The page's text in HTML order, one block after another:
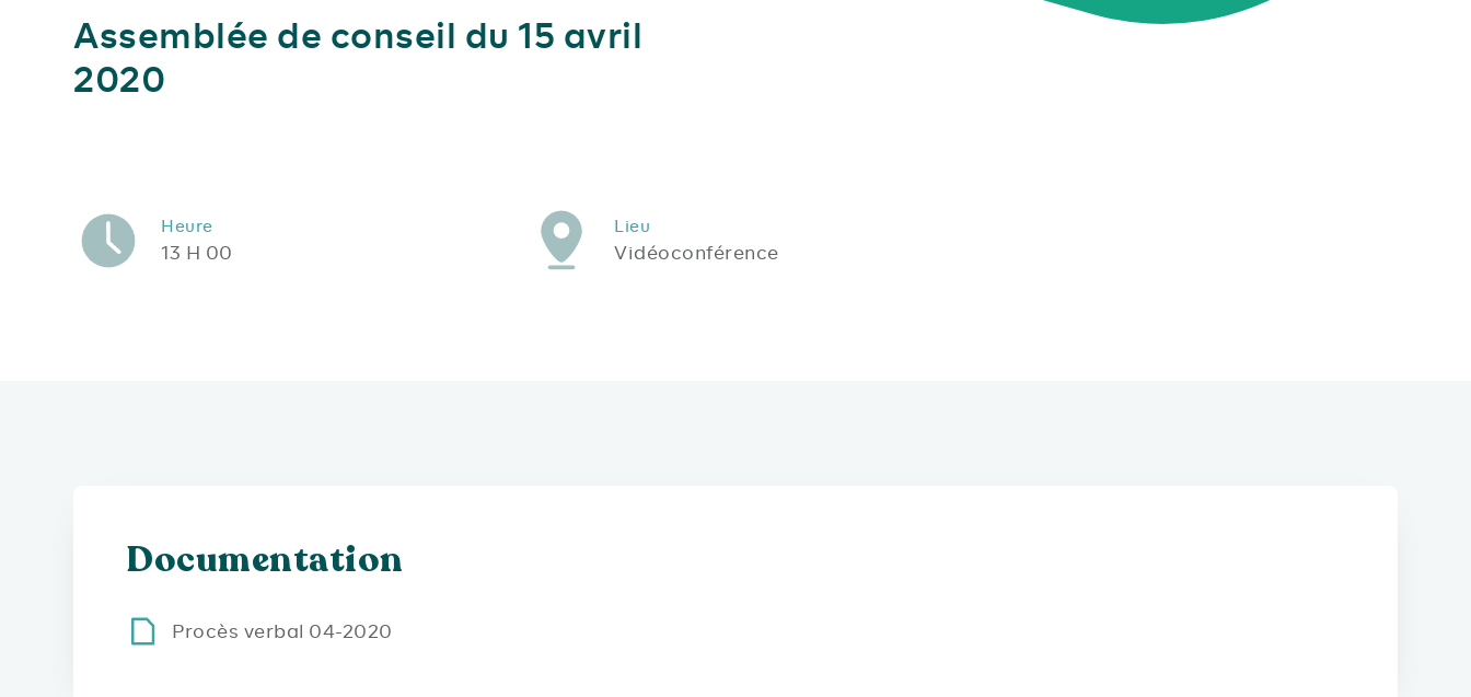
Assemblée de conseil du 15 avril
2020
Heure
13 H 00
Lieu
Vidéoconférence
Documentation
Procès verbal 04-2020